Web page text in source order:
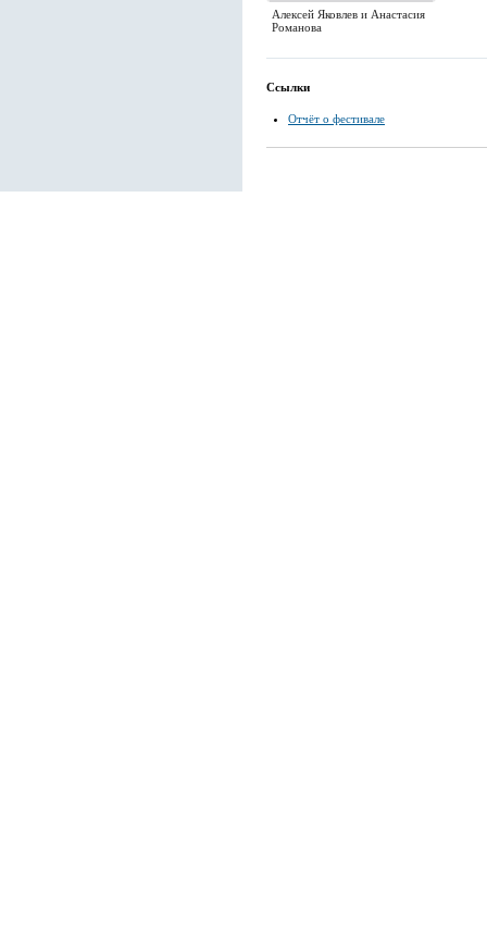
Алексей Яковлев и Анастасия
Романова
Ссылки
Отчёт о фестивале